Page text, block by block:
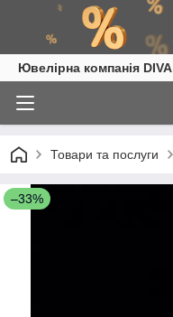
Ювелірна компанія DIVA
Товари та послуги
–33%